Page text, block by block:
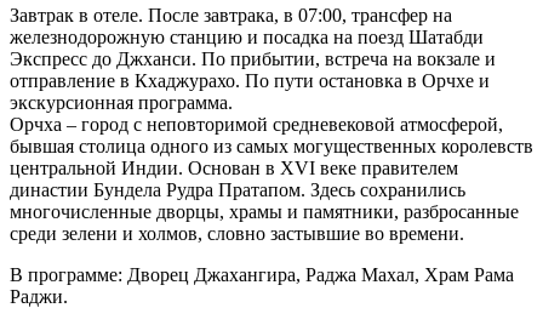
Завтрак в отеле. После завтрака, в 07:00, трансфер на
железнодорожную станцию и посадка на поезд Шатабди
Экспресс до Джханси. По прибытии, встреча на вокзале и
отправление в Кхаджурахо. По пути остановка в Орчхе и
экскурсионная программа.
Орчха – город с неповторимой средневековой атмосферой,
бывшая столица одного из самых могущественных королевств
центральной Индии. Основан в XVI веке правителем
династии Бундела Рудра Пратапом. Здесь сохранились
многочисленные дворцы, храмы и памятники, разбросанные
среди зелени и холмов, словно застывшие во времени.
В программе: Дворец Джахангира, Раджа Махал, Храм Рама
Раджи.